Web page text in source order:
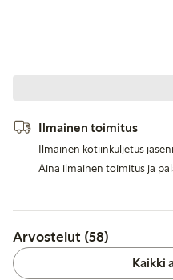
Ilmainen toimitus
Ilmainen kotiinkuljetus
Aina ilmainen toimitus ja
Arvostelut (58)
Kaikki